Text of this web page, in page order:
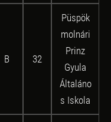
B 32
Püspök
molnári
Prinz
Gyula
Általáno
s Iskola